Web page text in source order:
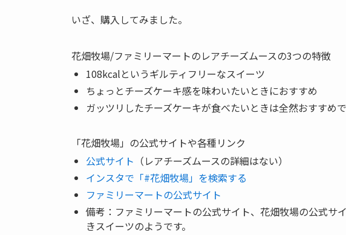
いざ、購入してみました。
花畑牧場/ファミリーマートのレアチーズムースの3つの特徴
108kcalというギルティフリーなスイーツ
ちょっとチーズケーキ感を味わいたいときにおすすめ
ガッツリしたチーズケーキが食べたいときは全然おすすめ
「花畑牧場」の公式サイトや各種リンク
公式サイト （レアチーズムースの詳細はない）
インスタで「#花畑牧場」を検索する
ファミリーマートの公式サイト
備考：ファミリーマートの公式サイト、花畑牧場の公式サ
きスイーツのようです。